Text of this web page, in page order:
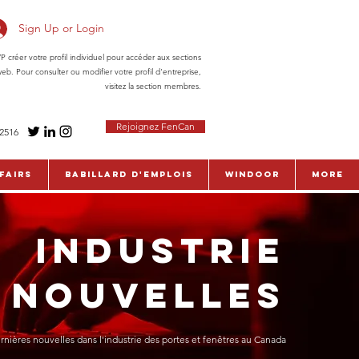
Sign Up or Login
créer votre profil individuel pour accéder aux sections
Pour consulter ou modifier votre profil d'entreprise,
visitez la section membres.
Rejoignez FenCan
Babillard d'emplois WinDoor More
INDUSTRIE
NOUVELLES
nouvelles dans l'industrie des portes et fenêtres au Canada